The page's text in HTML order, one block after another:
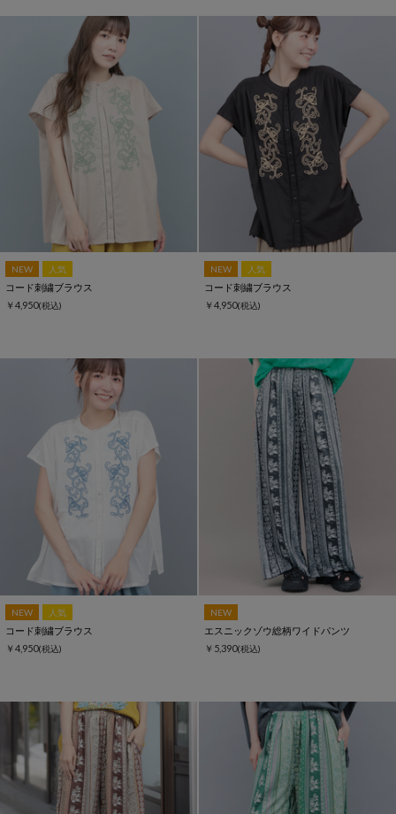
NEW 人気
コード刺繍ブラウス
￥4,950(税込)
NEW 人気
コード刺繍ブラウス
￥4,950(税込)
NEW 人気
コード刺繍ブラウス
￥4,950(税込)
NEW
エスニックゾウ総柄ワイドパンツ
￥5,390(税込)